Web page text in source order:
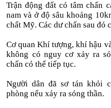
Trận động đất có tâm chấn
nam và ở độ sâu khoảng
chất Mỹ. Các dư chấn sau đó
Cơ quan Khí tượng, khí hậu
không có nguy cơ xảy ra
chấn có thể tiếp tục.
Người dân đã sơ tán khỏi
phòng nếu xảy ra sóng thần.